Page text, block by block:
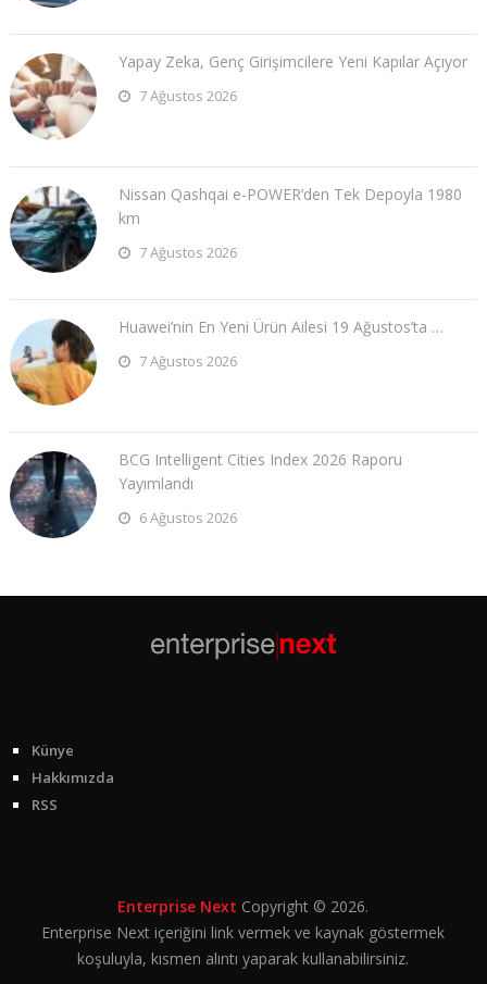
Yapay Zeka, Genç Girişimcilere Yeni Kapılar Açıyor
7 Ağustos 2026
Nissan Qashqai e-POWER’den Tek Depoyla 1980
km
7 Ağustos 2026
Huawei’nin En Yeni Ürün Ailesi 19 Ağustos’ta …
7 Ağustos 2026
BCG Intelligent Cities Index 2026 Raporu
Yayımlandı
6 Ağustos 2026
Künye
Hakkımızda
RSS
Enterprise Next Copyright © 2026.
Enterprise Next içeriğini link vermek ve kaynak göstermek
koşuluyla, kısmen alıntı yaparak kullanabilirsiniz.